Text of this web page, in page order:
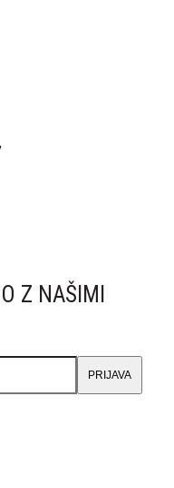
Z NAŠIMI
PRIJAVA